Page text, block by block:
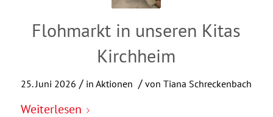
Flohmarkt in unseren Kitas
Kirchheim
25. Juni 2026 / inAktionen / vonTiana Schreckenbach
Weiterlesen